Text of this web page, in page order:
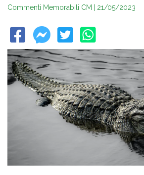
Commenti Memorabili CM | 21/05/2023